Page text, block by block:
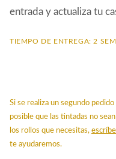
entrada y actualiza tu
TIEMPO DE ENTREGA: 2
Si se realiza un segundo
posible que las tintadas no
los rollos que necesitas,
te ayudaremos.